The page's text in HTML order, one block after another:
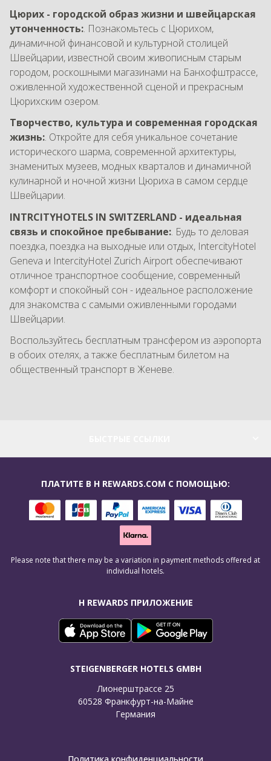
Цюрих - городской образ жизни и швейцарская
утонченность:. Познакомьтесь с Цюрихом,
динамичной финансовой и культурной столицей
Швейцарии, известной своим живописным старым
городом, роскошными магазинами на Банхофштрассе,
оживленной художественной сценой и прекрасным
Цюрихским озером.
Творчество, культура и современная городская
жизнь:. Откройте для себя уникальное сочетание
исторического шарма, современной архитектуры,
знаменитых музеев, модных кварталов и динамичной
кулинарной и ночной жизни Цюриха в самом сердце
Швейцарии.
INTRCITYHOTELS IN SWITZERLAND - идеальная
связь и спокойное пребывание:. Будь то деловая
поездка, поездка на выходные или отдых, IntercityHotel
Geneva и IntercityHotel Zurich Airport обеспечивают
отличное транспортное сообщение, современный
комфорт и спокойный сон - идеальное расположение
для знакомства с самыми оживленными городами
Швейцарии.
Воспользуйтесь бесплатным трансфером из аэропорта
в обоих отелях, а также бесплатным билетом на
общественный транспорт в Женеве.
H REWARDS ПРИЛОЖЕНИЕ
STEIGENBERGER HOTELS GMBH
Лионерштрассе 25
60528 Франкфурт-на-Майне
Германия
ПЛАТИТЕ В H REWARDS.COM С ПОМОЩЬЮ:
Please note that there may be a variation in payment methods offered at
individual hotels.